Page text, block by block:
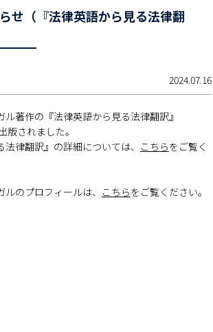
せ（『法律英語から見る法律翻
2024.07.16
著作の『法律英語から見る法律翻訳』
版されました。
法律翻訳』の詳細については、 こちらをご覧く
のプロフィールは、 こちらをご覧ください。